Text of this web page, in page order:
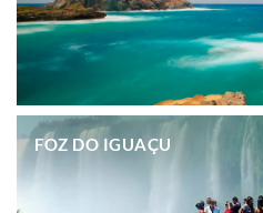
FOZ DO IGUAÇU